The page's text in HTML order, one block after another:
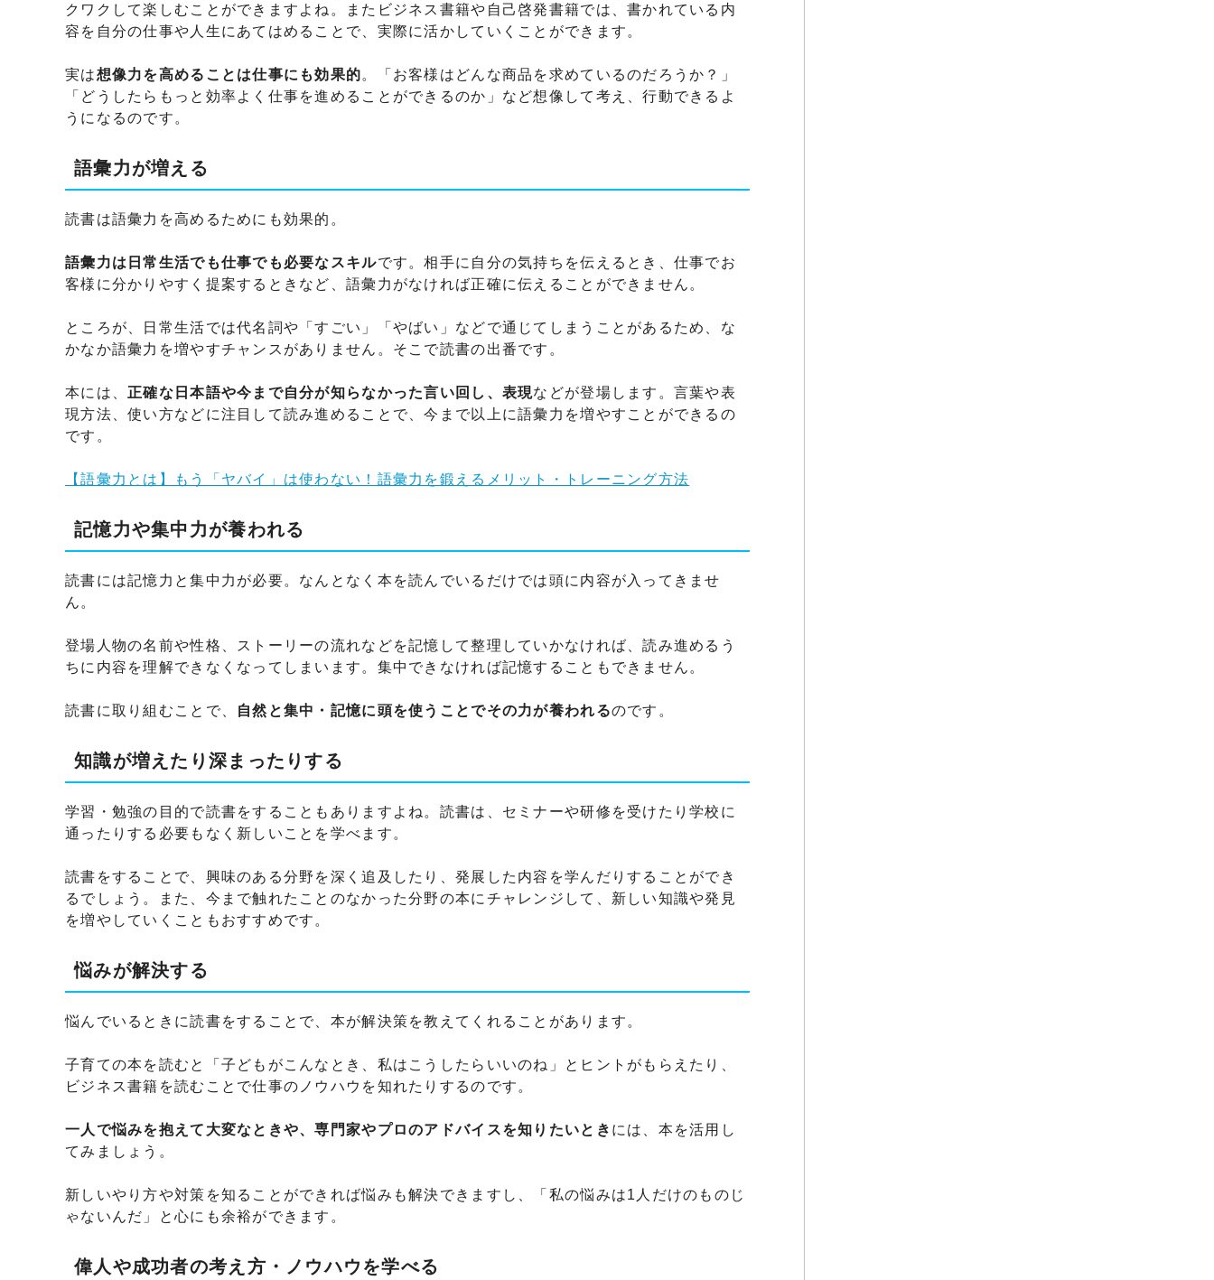
クワクして楽しむことができますよね。またビジネス書籍や自己啓発書籍では、書かれている内
容を自分の仕事や人生にあてはめることで、実際に活かしていくことができます。
実は想像力を高めることは仕事にも効果的。「お客様はどんな商品を求めているのだろうか？」
「どうしたらもっと効率よく仕事を進めることができるのか」など想像して考え、行動できるよ
うになるのです。
語彙力が増える
読書は語彙力を高めるためにも効果的。
語彙力は日常生活でも仕事でも必要なスキルです。相手に自分の気持ちを伝えるとき、仕事でお
客様に分かりやすく提案するときなど、語彙力がなければ正確に伝えることができません。
ところが、日常生活では代名詞や「すごい」「やばい」などで通じてしまうことがあるため、な
かなか語彙力を増やすチャンスがありません。そこで読書の出番です。
本には、 正確な日本語や今まで自分が知らなかった言い回し、表現などが登場します。言葉や表
現方法、使い方などに注目して読み進めることで、今まで以上に語彙力を増やすことができるの
です。
【語彙力とは】もう「ヤバイ」は使わない！語彙力を鍛えるメリット・トレーニング方法
記憶力や集中力が養われる
読書には記憶力と集中力が必要。なんとなく本を読んでいるだけでは頭に内容が入ってきませ
ん。
登場人物の名前や性格、ストーリーの流れなどを記憶して整理していかなければ、読み進めるう
ちに内容を理解できなくなってしまいます。集中できなければ記憶することもできません。
読書に取り組むことで、 自然と集中・記憶に頭を使うことでその力が養われるのです。
知識が増えたり深まったりする
学習・勉強の目的で読書をすることもありますよね。読書は、セミナーや研修を受けたり学校に
通ったりする必要もなく新しいことを学べます。
読書をすることで、興味のある分野を深く追及したり、発展した内容を学んだりすることができ
るでしょう。また、今まで触れたことのなかった分野の本にチャレンジして、新しい知識や発見
を増やしていくこともおすすめです。
悩みが解決する
悩んでいるときに読書をすることで、本が解決策を教えてくれることがあります。
子育ての本を読むと「子どもがこんなとき、私はこうしたらいいのね」とヒントがもらえたり、
ビジネス書籍を読むことで仕事のノウハウを知れたりするのです。
一人で悩みを抱えて大変なときや、専門家やプロのアドバイスを知りたいとき には、本を活用し
てみましょう。
新しいやり方や対策を知ることができれば悩みも解決できますし、「私の悩みは1人だけのものじ
ゃないんだ」と心にも余裕ができます。
偉人や成功者の考え方・ノウハウを学べる